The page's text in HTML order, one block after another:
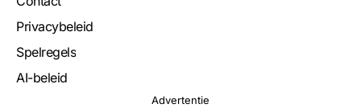
Privacybeleid
Spelregels
AI-beleid
Advertentie